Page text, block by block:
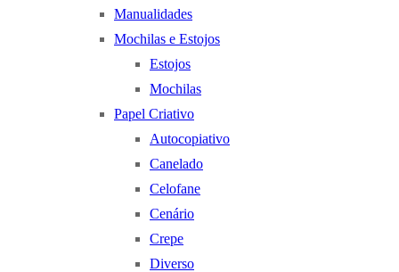
Manualidades
Mochilas e Estojos
Estojos
Mochilas
Papel Criativo
Autocopiativo
Canelado
Celofane
Cenário
Crepe
Diverso